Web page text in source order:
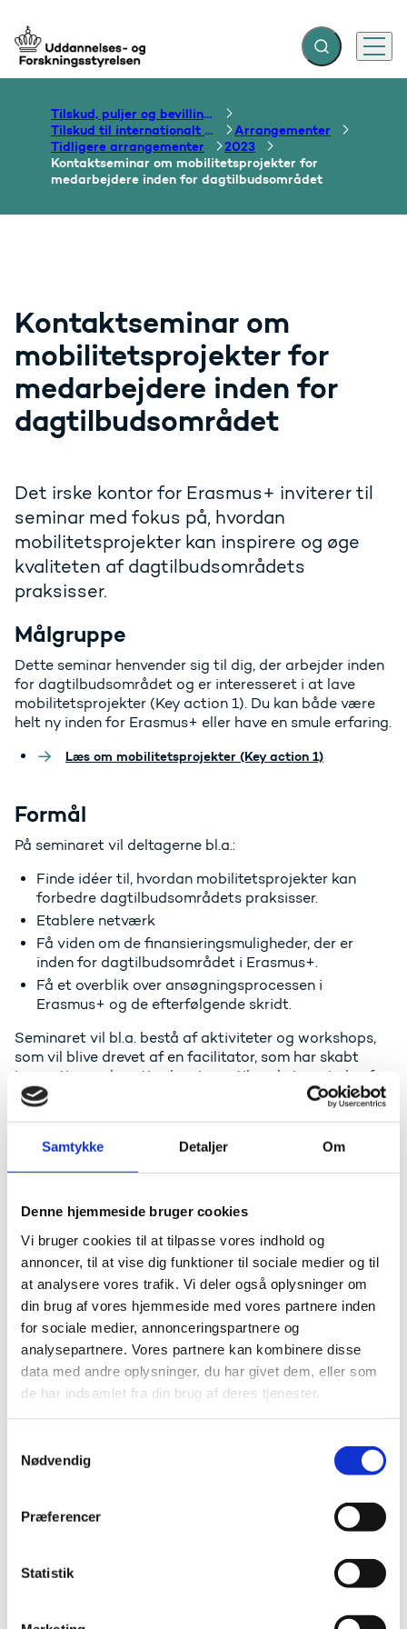
Samtykke Detaljer Om
Denne hjemmeside bruger cookies
Vi bruger cookies til at tilpasse vores indhold og
annoncer, til at vise dig funktioner til sociale medier og til
at analysere vores trafik. Vi deler også oplysninger om
din brug af vores hjemmeside med vores partnere inden
for sociale medier, annonceringspartnere og
analysepartnere. Vores partnere kan kombinere disse
data med andre oplysninger, du har givet dem, eller som
de har indsamlet fra din brug af deres tjenester.
Nødvendig
Præferencer
Statistik
Gå til forsiden Fold søgefelt ud
Menu
Tilskud, puljer og bevillinger
Tilskud til internationalt samarbejde om uddannelse
Arrangementer
Tidligere arrangementer
2023
Kontaktseminar om mobilitetsprojekter for
medarbejdere inden for dagtilbudsområdet
Kontaktseminar om
mobilitetsprojekter for
medarbejdere inden for
dagtilbudsområdet
Det irske kontor for Erasmus+ inviterer til
seminar med fokus på, hvordan
mobilitetsprojekter kan inspirere og øge
kvaliteten af dagtilbudsområdets
praksisser.
Målgruppe
Dette seminar henvender sig til dig, der arbejder inden
for dagtilbudsområdet og er interesseret i at lave
mobilitetsprojekter (Key action 1). Du kan både være
helt ny inden for Erasmus+ eller have en smule erfaring.
Læs om mobilitetsprojekter (Key action 1)
Formål
På seminaret vil deltagerne bl.a.:
Finde idéer til, hvordan mobilitetsprojekter kan
forbedre dagtilbudsområdets praksisser.
Etablere netværk
Få viden om de finansieringsmuligheder, der er
inden for dagtilbudsområdet i Erasmus+.
Få et overblik over ansøgningsprocessen i
Erasmus+ og de efterfølgende skridt.
Seminaret vil bl.a. bestå af aktiviteter og workshops,
som vil blive drevet af en facilitator, som har skabt
innovative og kreative løsninger til praksisser inden for
dagtilbudsområdet.
Praktisk
Uddannelses- og Forskningsstyrelsen har mulighed for
at sende op til to deltagere til seminaret. For at
komme i betragtning skal du udfylde nedenstående
ansøgningsskema, hvor du begrunder din motivation
for at deltage.
Udgifter til rejse og ophold dækkes af Erasmus+-
programmet.
Ansøgningsfrist
Ansøgning
Ansøgning foregår via platformen SALTO E-T, hvor du
skal oprette dig som bruger, hvis det er første gang, du